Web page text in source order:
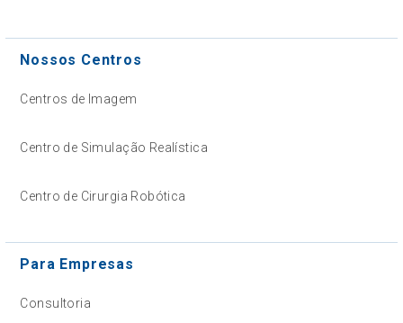
Nossos Centros
Centros de Imagem
Centro de Simulação Realística
Centro de Cirurgia Robótica
Para Empresas
Consultoria